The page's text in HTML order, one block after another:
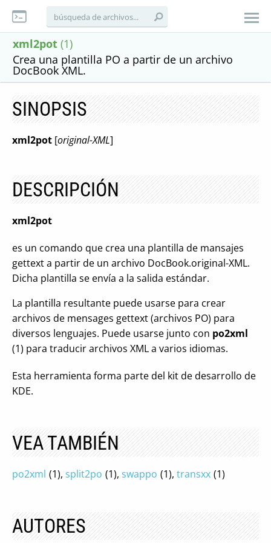
xml2pot (1)
Crea una plantilla PO a partir de un archivo
DocBook XML.
SINOPSIS
xml2pot [original-XML]
DESCRIPCIÓN
xml2pot
es un comando que crea una plantilla de mansajes
gettext a partir de un archivo DocBook.original-XML.
Dicha plantilla se envía a la salida estándar.
La plantilla resultante puede usarse para crear
archivos de mensages gettext (archivos PO) para
diversos lenguajes. Puede usarse junto con po2xml
(1) para traducir archivos XML a varios idiomas.
Esta herramienta forma parte del kit de desarrollo de
KDE.
VEA TAMBIÉN
po2xml (1), split2po (1), swappo (1), transxx (1)
AUTORES